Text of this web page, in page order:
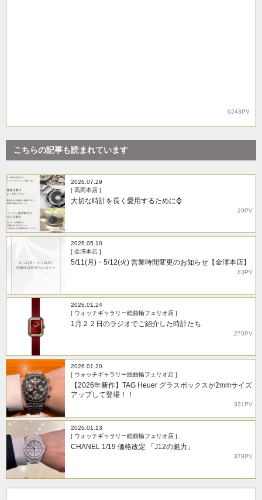
6243PV
こちらの記事も読まれています
2026.07.29
[ 高岡本店 ]
大切な時計を長く愛用するために⌚
29PV
2026.05.10
[ 金澤本店 ]
5/11(月)・5/12(火) 営業時間変更のお知らせ【金澤本店】
83PV
2026.01.24
[ ウォッチギャラリー総曲輪フェリオ店 ]
1月２２日のラジオでご紹介した時計たち
270PV
2026.01.20
[ ウォッチギャラリー総曲輪フェリオ店 ]
【2026年新作】TAG Heuer グラスボックスが2mmサイズ
アップして登場！！
331PV
2026.01.13
[ ウォッチギャラリー総曲輪フェリオ店 ]
CHANEL 1/19 価格改定 「J12の魅力」
378PV